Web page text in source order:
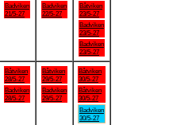
Badviken
21/5-27
Badviken
22/5-27
Båtviken
23/5-27
Badviken
23/5-27
Badviken
23/5-27
Båtviken
28/5-27
Badviken
28/5-27
Båtviken
29/5-27
Badviken
29/5-27
Båtviken
30/5-27
Båtviken
30/5-27
Badviken
30/5-27